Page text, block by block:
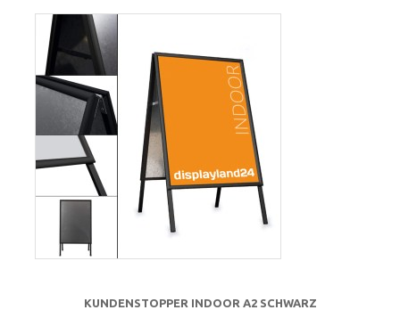
KUNDENSTOPPER INDOOR A2 SCHWARZ